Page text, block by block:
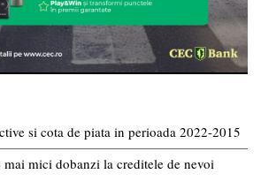
si cota de piata in perioada 2022-2015
mici dobanzi la creditele de nevoi